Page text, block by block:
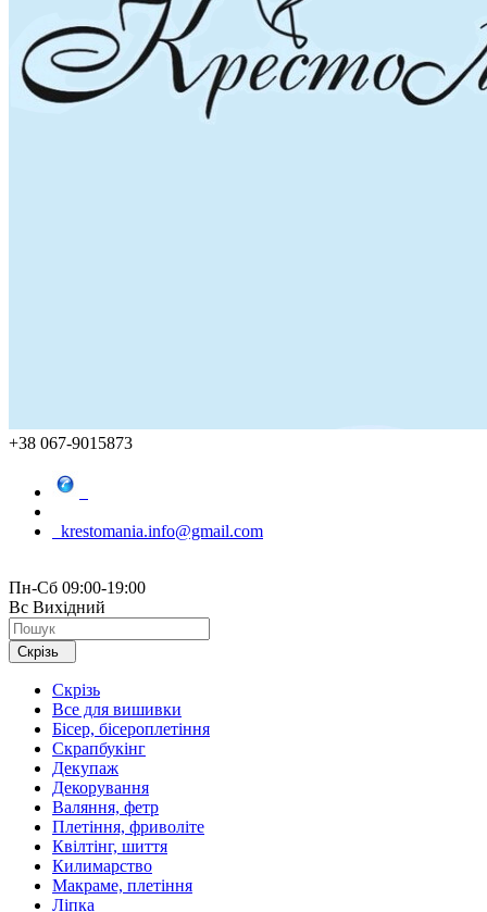
+38 067-9015873
krestomania.info@gmail.com
Пн-Сб 09:00-19:00
Вс Вихідний
Скрізь
Скрізь
Все для вишивки
Бісер, бісероплетіння
Скрапбукінг
Декупаж
Декорування
Валяння, фетр
Плетіння, фриволіте
Квілтінг, шиття
Килимарство
Макраме, плетіння
Ліпка